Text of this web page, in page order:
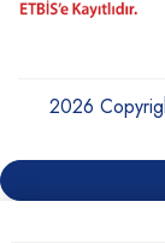
2026